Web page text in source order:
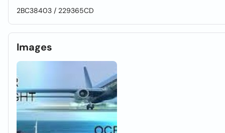
2BC38403 / 229365CD
Images